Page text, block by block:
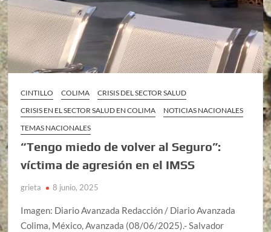
CINTILLO COLIMA
CRISIS DEL SECTOR SALUD
CRISIS EN EL SECTOR SALUD EN COLIMA
NOTICIAS NACIONALES
TEMAS NACIONALES
“Tengo miedo de volver al Seguro”:
víctima de agresión en el IMSS
grieta 8 junio, 2025
Imagen: Diario Avanzada Redacción / Diario Avanzada
Colima, México, Avanzada (08/06/2025).- Salvador